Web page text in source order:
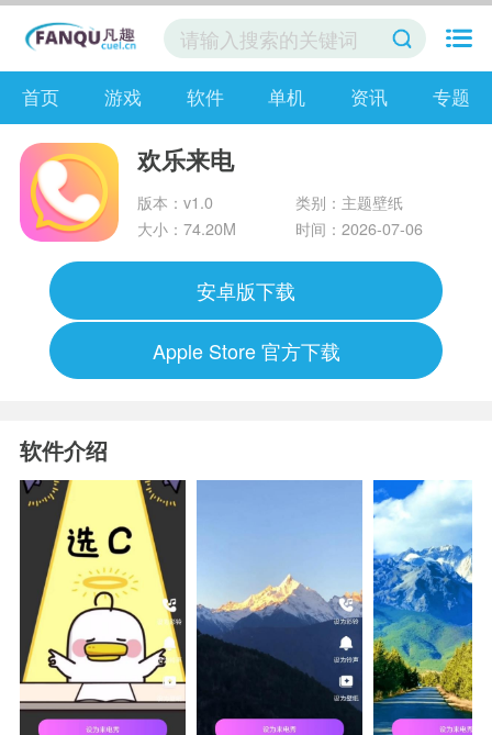
首页 游戏 软件 单机 资讯 专题
欢乐来电
版本：v1.0
类别：主题壁纸
大小：74.20M
时间：2026-07-06
安卓版下载
Apple Store 官方下载
软件介绍